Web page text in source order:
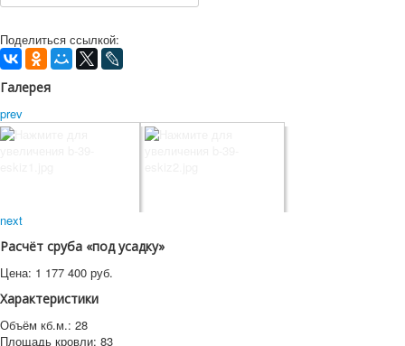
Поделиться ссылкой:
Галерея
prev
next
Расчёт сруба «под усадку»
Цена: 1 177 400 руб.
Характеристики
Объём кб.м.: 28
Площадь кровли: 83